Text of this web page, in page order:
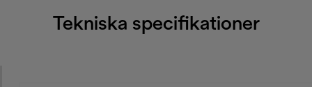
Tekniska specifikationer